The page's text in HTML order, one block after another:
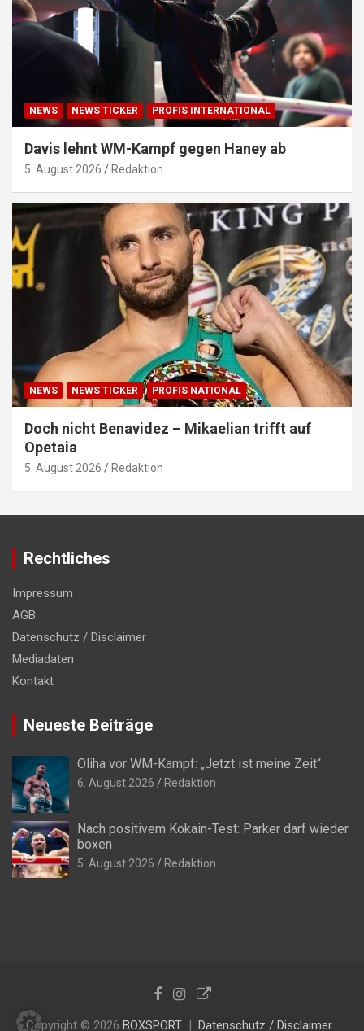
NEWS NEWS TICKER PROFIS INTERNATIONAL
Davis lehnt WM-Kampf gegen Haney ab
5. August 2026 Redaktion
NEWS NEWS TICKER PROFIS NATIONAL
Doch nicht Benavidez – Mikaelian trifft auf
Opetaia
5. August 2026 Redaktion
Rechtliches
Impressum
AGB
Datenschutz / Disclaimer
Mediadaten
Kontakt
Neueste Beiträge
Oliha vor WM-Kampf: „Jetzt ist meine Zeit“
6. August 2026 Redaktion
Nach positivem Kokain-Test: Parker darf wieder
boxen
5. August 2026 Redaktion
Copyright © 2026 BOXSPORT Datenschutz / Disclaimer